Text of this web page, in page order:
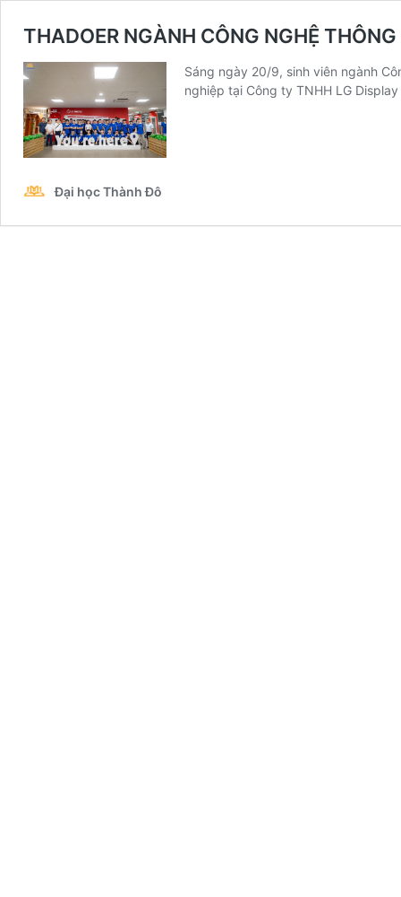
THADOER NGÀNH CÔNG NGHỆ
Sáng ngày 20/9, sinh viên ngành
nghiệp tại Công ty TNHH LG
Đại học Thành Đô